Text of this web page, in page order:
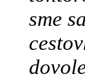
sme